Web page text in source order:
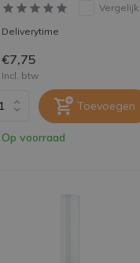
Vergelijk
Deliverytime
€7,75
Incl. btw
Toevoegen
Op voorraad